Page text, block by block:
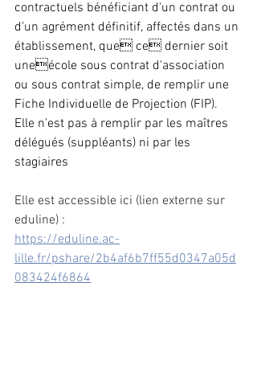
contractuels bénéficiant d'un contrat ou
d'un agrément définitif, affectés dans un
établissement, que ce dernier soit
uneécole sous contrat d'association
ou sous contrat simple, de remplir une
Fiche Individuelle de Projection (FIP).
Elle n'est pas à remplir par les maîtres
délégués (suppléants) ni par les
stagiaires
Elle est accessible ici (lien externe sur
eduline) :
https://eduline.ac-
lille.fr/pshare/2b4af6b7ff55d0347a05d
083424f6864